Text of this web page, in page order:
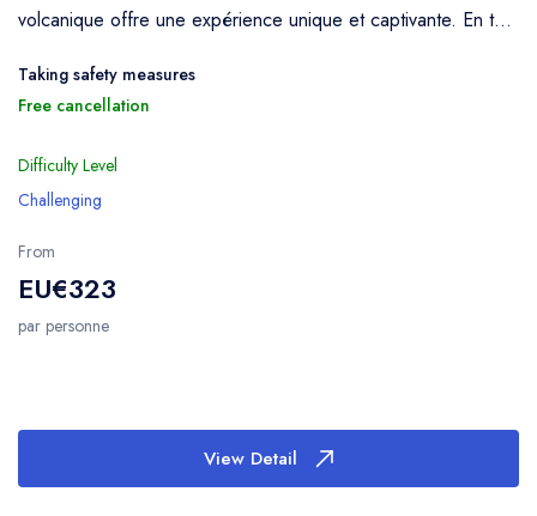
volcanique offre une expérience unique et captivante. En t...
Taking safety measures
Free cancellation
Difficulty Level
Challenging
From
EU€323
par personne
View Detail